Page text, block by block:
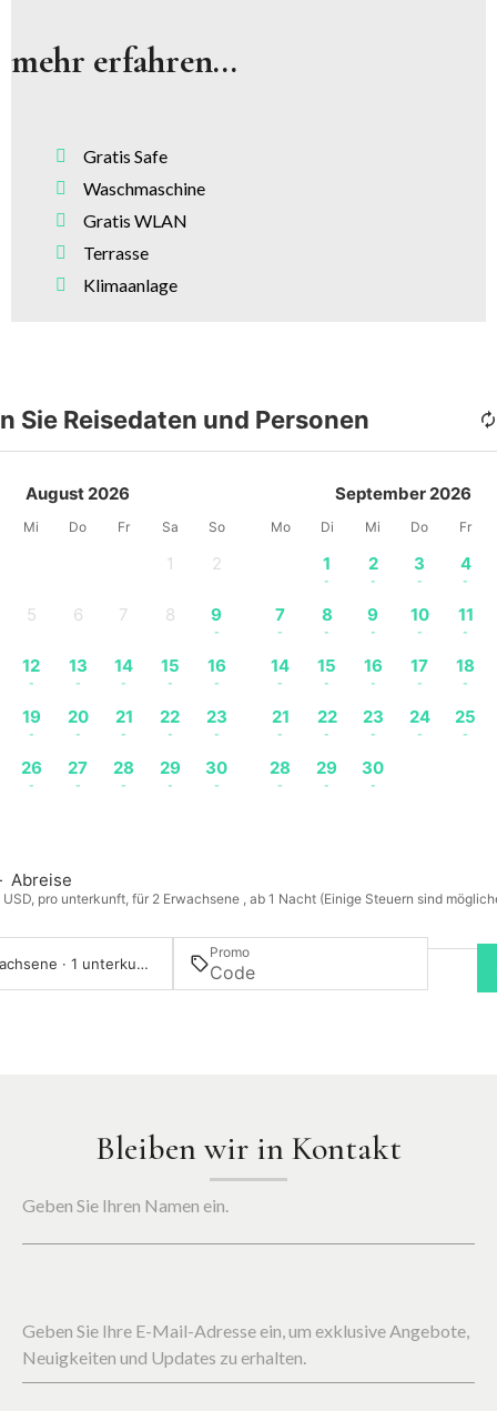
mehr erfahren...
Gratis Safe
Waschmaschine
Gratis WLAN
Terrasse
Klimaanlage
Sie Reisedaten und Personen
August 2026
Mi Do Fr Sa So
1 2
5 6 7 8 9
-
12
-
13
-
14
-
15
-
16
-
19
-
20
-
21
-
22
-
23
-
26
-
27
-
28
-
29
-
30
-
September 2026
Mo Di Mi Do Fr
1
-
2
-
3
-
4
-
7
-
8
-
9
-
10
-
11
-
14
-
15
-
16
-
17
-
18
-
21
-
22
-
23
-
24
-
25
-
28
-
29
-
30
-
Abreise
pro unterkunft, für 2 Erwachsene , ab 1 Nacht (Einige Steuern sind
2 Erwachsene · 1 unterkunft
Promo
Bleiben wir in Kontakt
Geben Sie Ihren Namen ein.
Geben Sie Ihre E-Mail-Adresse ein, um exklusive Angebote,
Neuigkeiten und Updates zu erhalten.